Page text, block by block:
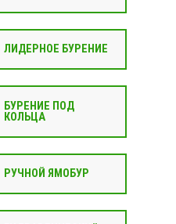
ЛИДЕРНОЕ БУРЕНИЕ
БУРЕНИЕ ПОД
КОЛЬЦА
РУЧНОЙ ЯМОБУР